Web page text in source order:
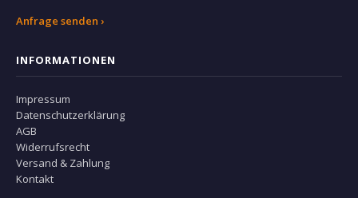
Anfrage senden ›
INFORMATIONEN
Impressum
Datenschutzerklärung
AGB
Widerrufsrecht
Versand & Zahlung
Kontakt